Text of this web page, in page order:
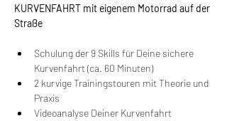
KURVENFAHRT mit eigenem Motorrad auf der
Straße
Schulung der 9 Skills für Deine sichere
Kurvenfahrt (ca. 60 Minuten)
2 kurvige Trainingstouren mit Theorie und
Praxis
Videoanalyse Deiner Kurvenfahrt